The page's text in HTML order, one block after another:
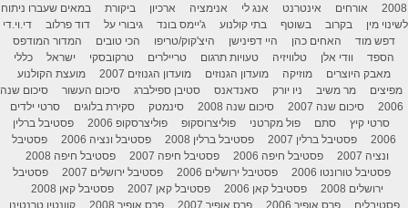
2008
אורחים אינטרנט אנג לי אנימציה ארכיון ביקורת
במאים שעברו ניתוח
לשינוי מין
בקרוב בשוטף בתי קולנוע ג'יימס בונד גיבורי על דוד פרלוב
די.וי.די
דפש מוד
האחים כהן היי דפינישן היצ'קוק/טריפו הכי טובים
המדור המודפס
הספד
וודי אלן טלוויזיה טעויות תרגום טריילרים טרקובסקי ישראל
כללי
מאבק היוצרים
מוזיקה מועדון הגנוזים מועדון הגנוזים 2007
מועצת הקולנוע
מפיצים
מר משיב ניו יורק סאנדאנס סטיבן ספילברג סיכום העשור
סיכום שנה
2006
סיכום שנה 2007 סיכום שנה 2008 סינמטק סקירת בלוגים
סרטי ילדים
סרטי קיץ
סתם פול מקרטני פוליצרוסקופ פוליצרסקופ 2006
פסטיבל ברלין
2006
פסטיבל ברלין 2007 פסטיבל ברלין 2008 פסטיבל ונציה 2006
פסטיבל
ונציה 2007
פסטיבל חיפה 2006 פסטיבל חיפה 2007
פסטיבל חיפה 2008
פסטיבל טורונטו 2006
פסטיבל ירושלים 2006 פסטיבל ירושלים 2007
פסטיבל
ירושלים 2008
פסטיבל קאן 2006 פסטיבל קאן 2007
פסטיבל קאן 2008